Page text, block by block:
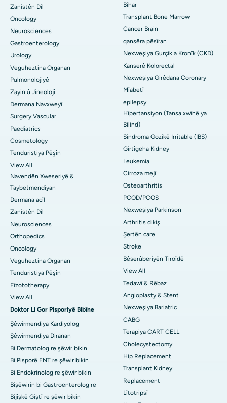
Zanistên Dil
Oncology
Neurosciences
Gastroenterology
Urology
Veguheztina Organan
Pulmonolojiyê
Zayin û Jineolojî
Dermana Navxweyî
Surgery Vascular
Paediatrics
Cosmetology
Tenduristiya Pêşîn
View All
Navendên Xweseriyê &
Taybetmendiyan
Dermana acîl
Zanistên Dil
Neurosciences
Orthopedics
Oncology
Veguheztina Organan
Tenduristiya Pêşîn
Fîzototherapy
View All
Doktor Li Gor Pisporiyê Bibîne
Şêwirmendiya Kardiyolog
Şêwirmendiya Diranan
Bi Dermatolog re şêwir bikin
Bi Pisporê ENT re şêwir bikin
Bi Endokrinolog re şêwir bikin
Bişêwirin bi Gastroenterolog re
Bijîşkê Giştî re şêwir bikin
Bihar
Transplant Bone Marrow
Cancer Brain
qansêra pêsîran
Nexweşiya Gurçik a Kronîk (CKD)
Kanserê Kolorectal
Nexweşiya Girêdana Coronary
Mîabetî
epilepsy
Hîpertansiyon (Tansa xwînê ya
Bilind)
Sindroma Gozikê Irritable (IBS)
Girtîgeha Kidney
Leukemia
Cirroza mejî
Osteoarthritis
PCOD/PCOS
Nexweşiya Parkinson
Arthritis dikiş
Şertên care
Stroke
Bêserûberiyên Tiroîdê
View All
Tedawî & Rêbaz
Angioplasty & Stent
Nexweşiya Bariatric
CABG
Terapiya CART CELL
Cholecystectomy
Hip Replacement
Transplant Kidney
Replacement
Lîtotripsî